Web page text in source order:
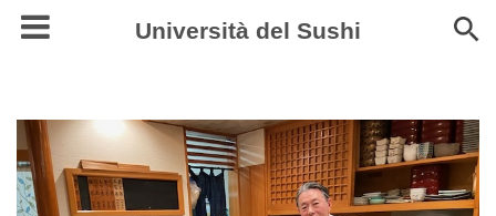
Università del Sushi